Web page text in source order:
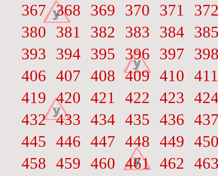
367 368 369 370 371
380
381 382 383 384
393
394 395 396 397
406 407 408 409 410 411
419 420 421 422 423
432 433 434 435 436
445 446 447 448 449
458 459 460 461 462